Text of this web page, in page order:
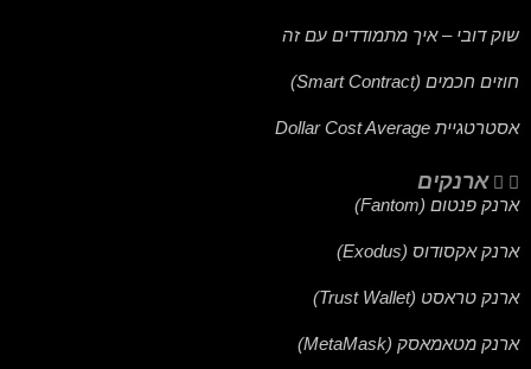
שוק דובי – איך מתמודדים עם זה
חוזים חכמים (Smart Contract)
אסטרטגיית Dollar Cost Average
ארנקים
ארנק פנטום (Fantom)
ארנק אקסודוס (Exodus)
ארנק טראסט (Trust Wallet)
ארנק מטאמאסק (MetaMask)